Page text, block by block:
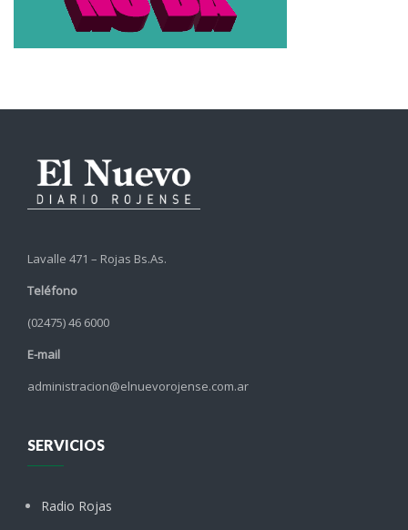
Lavalle 471 – Rojas Bs.As.
Teléfono
(02475) 46 6000
E-mail
administracion@elnuevorojense.com.ar
SERVICIOS
Radio Rojas